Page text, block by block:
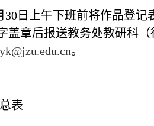
30日上午下班前将作品登记
盖章后报送教务处教研科（
。
表